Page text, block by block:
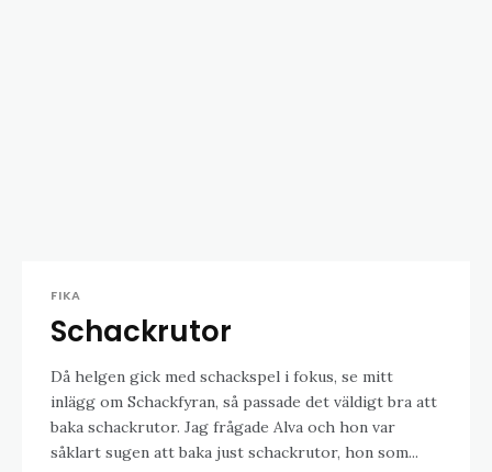
FIKA
Schackrutor
Då helgen gick med schackspel i fokus, se mitt
inlägg om Schackfyran, så passade det väldigt bra att
baka schackrutor. Jag frågade Alva och hon var
såklart sugen att baka just schackrutor, hon som...